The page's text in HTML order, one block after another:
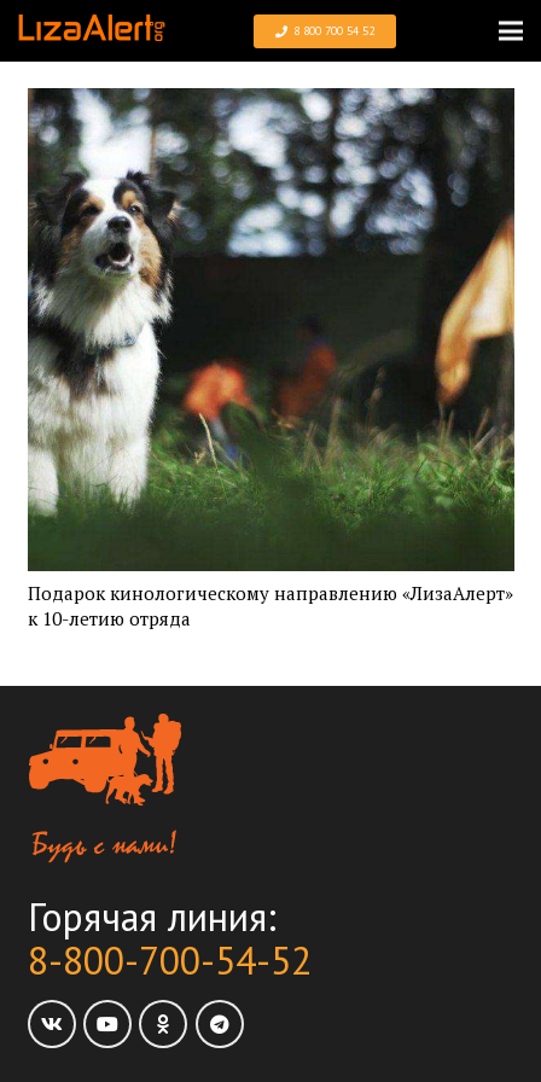
8 800 700 54 52
Подарок кинологическому направлению «ЛизаАлерт»
к 10-летию отряда
Горячая линия:
8-800-700-54-52